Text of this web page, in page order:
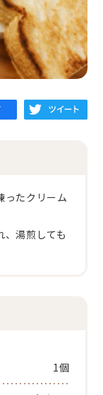
ったクリーム
湯煎しても
1個